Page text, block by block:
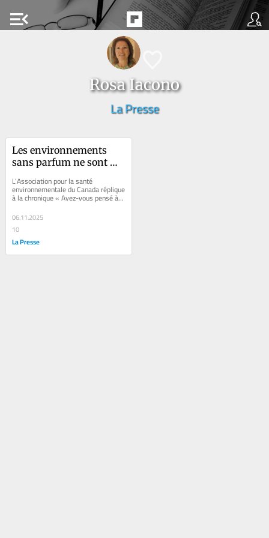
menu_open
Rosa Iacono
La Presse
Les environnements
sans parfum ne sont
L’Association pour la santé
environnementale du Canada réplique
à la chronique « Avez-vous pensé à
votre charge odorante,...
06.11.2025
10
La Presse